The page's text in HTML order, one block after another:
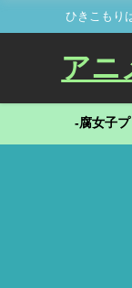
ひきこもり
アニ
-腐女子